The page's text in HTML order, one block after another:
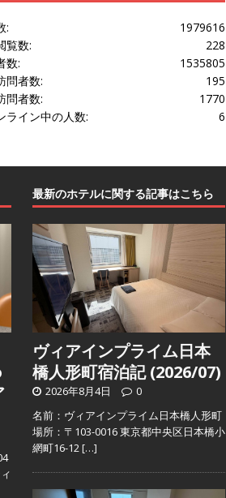
1979616
:
228
覧数:
1535805
数:
195
問者数:
1770
問者数:
6
ライン中の人数:
最新のホテルに関する記事はこちら
ヴィアインプライム日本
橋人形町宿泊記 (2026/07)
2026年8月4日
0
名前：ヴィアインプライム日本橋人形町
場所：〒103-0016 東京都中央区日本橋小
網町16-12[…]